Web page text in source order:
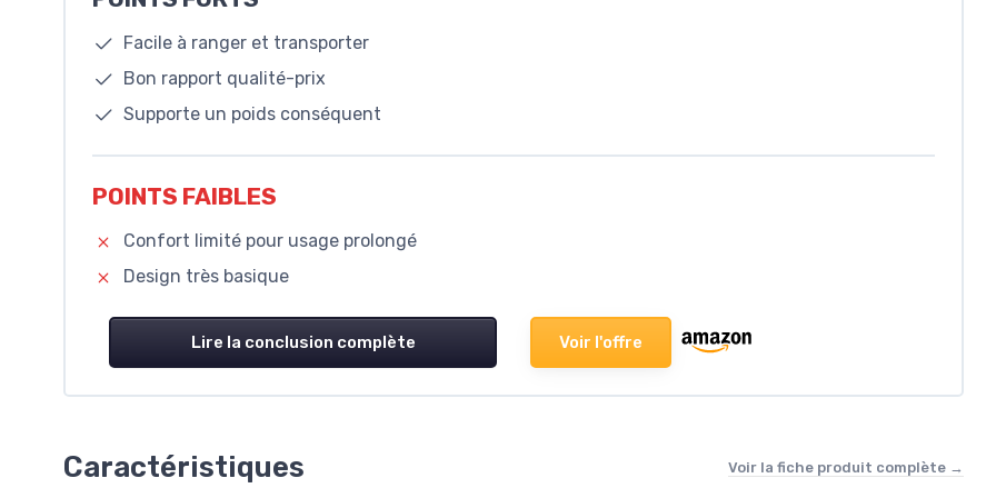
Facile à ranger et transporter
Bon rapport qualité-prix
Supporte un poids conséquent
POINTS FAIBLES
Confort limité pour usage prolongé
Design très basique
Lire la conclusion complète Voir l'offre
Caractéristiques Voir la fiche produit complète →